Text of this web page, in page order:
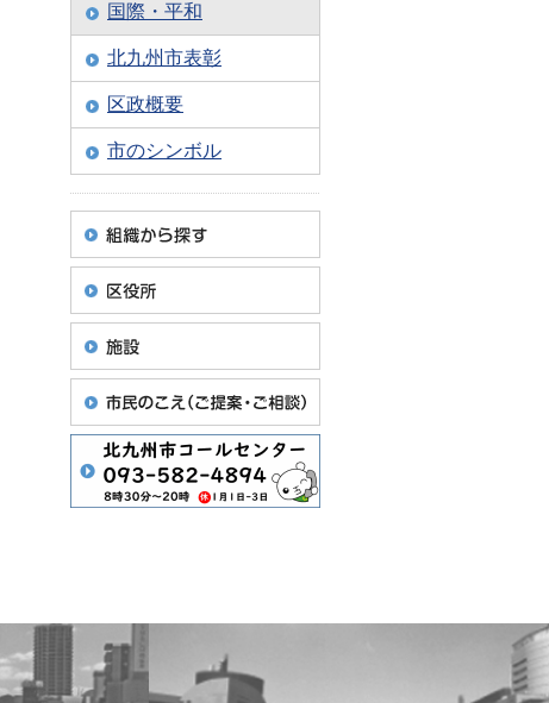
国際・平和
北九州市表彰
区政概要
市のシンボル